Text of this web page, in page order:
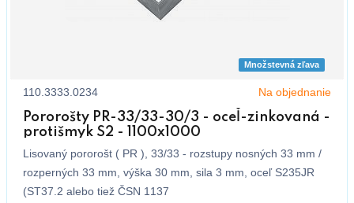
Množstevná zľava
110.3333.0234 Na objednanie
Pororošty PR-33/33-30/3 - oceľ-zinkovaná -
protišmyk S2 - 1100x1000
Lisovaný pororošt ( PR ), 33/33 - rozstupy nosných 33 mm /
rozperných 33 mm, výška 30 mm, sila 3 mm, oceľ S235JR
(ST37.2 alebo tiež ČSN 1137